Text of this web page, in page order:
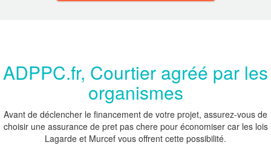
ADPPC.fr, Courtier agréé par les
organismes
Avant de déclencher le financement de votre projet, assurez-vous de
choisir une assurance de pret pas chere pour économiser car les lois
Lagarde et Murcef vous offrent cette possibilité.